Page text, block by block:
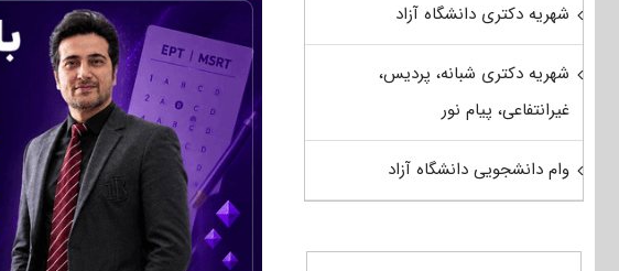
شهریه دکتری دانشگاه آزاد
شهریه دکتری شبانه، پردیس،
غیرانتفاعی، پیام نور
وام دانشجویی دانشگاه آزاد